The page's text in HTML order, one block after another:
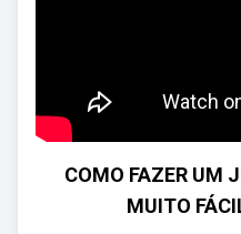
COMO FAZER UM
MUITO